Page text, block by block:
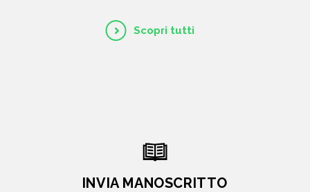
Scopri tutti
INVIA MANOSCRITTO